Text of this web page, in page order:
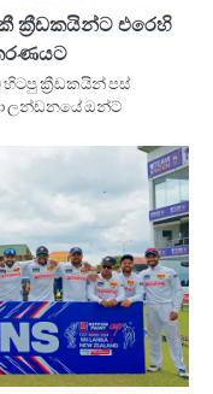
ක්‍රීඩකයින්ට එරෙහි
ක්‍රීඩකයින් පස්
ලන්ඩනයේ ඔන්ට්